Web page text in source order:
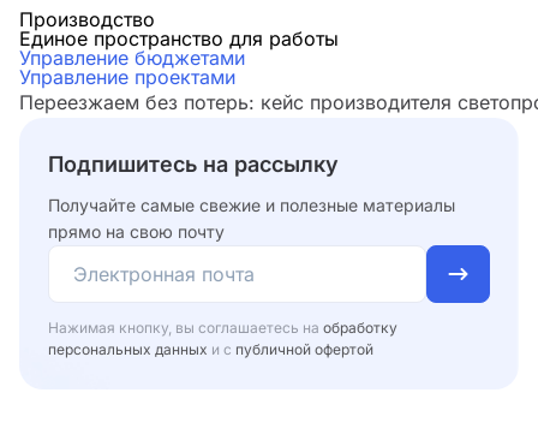
Производство
Единое пространство для работы
Управление бюджетами
Управление проектами
Переезжаем без потерь: кейс производителя
Подпишитесь на рассылку
Получайте самые свежие и полезные материалы
прямо на свою почту
Нажимая кнопку, вы соглашаетесь на обработку
персональных данных и с публичной офертой